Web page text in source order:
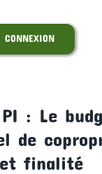
CONNEXION
PI : Le
de
finalité